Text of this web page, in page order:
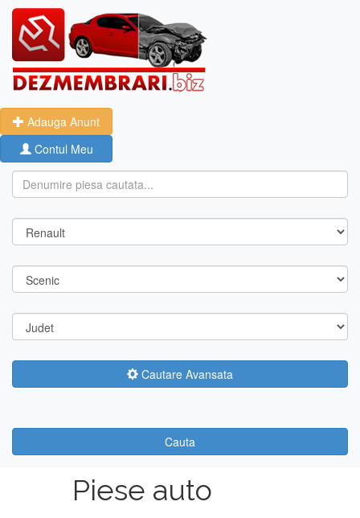
Adauga Anunt
Contul Meu
Cautare Avansata
Cauta
Piese auto